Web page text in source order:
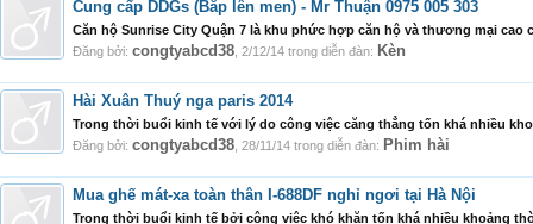
Cung cấp DDGs (Bắp lên men) - Mr Thuận 0975 005 303
Căn hộ Sunrise City Quận 7 là khu phức hợp căn hộ và thương mại cao
Đăng bởi: congtyabcd38 2/12/14 trong diễn đàn: Kèn
Hài Xuân Thuý nga paris 2014
Trong thời buổi kinh tế với lý do công việc căng thẳng tốn khá nhiều
Đăng bởi: congtyabcd38 28/11/14 trong diễn đàn: Phim hài
Mua ghế mát-xa toàn thân I-688DF nghỉ ngơi tại Hà Nội
Trong thời buổi kinh tế bởi công việc khó khăn tốn khá nhiều khoảng